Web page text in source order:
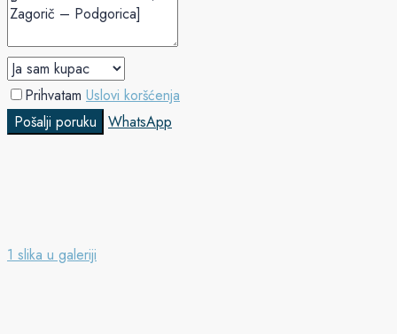
Prihvatam Uslovi koršćenja
Pošalji poruku
WhatsApp
1 slika u galeriji